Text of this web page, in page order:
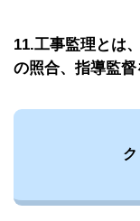
11.工事監理とは
の照合、指導監